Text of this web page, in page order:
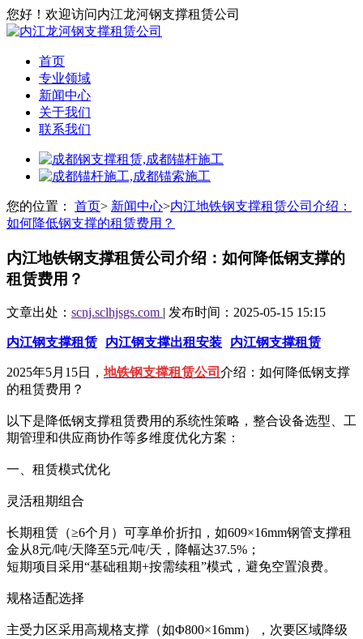
您好！欢迎访问内江龙河钢支撑租赁公司
首页
专业领域
新闻中心
关于我们
联系我们
您的位置： 首页> 新闻中心>内江地铁钢支撑租赁公司介绍：
如何降低钢支撑的租赁费用？
内江地铁钢支撑租赁公司介绍：如何降低钢支撑的
租赁费用？
文章出处： scnj.sclhjsgs.com | 发布时间：2025-05-15 15:15
内江钢支撑租赁 内江钢支撑出租安装 内江钢支撑租赁
2025年5月15日， 地铁钢支撑租赁公司 介绍：如何降低钢支撑
的租赁费用？
以下是降低钢支撑租赁费用的系统性策略，整合设备选型、工
期管理和供应商协作等多维度优化方案：
一、租赁模式优化
灵活租期组合‌
长期租赁（≥6个月）可享单价折扣，如609×16mm钢管支撑租
金从8元/吨/天降至5元/吨/天，降幅达37.5%；
短期项目采用“基础租期+按需续租”模式，避免空置浪费。
规格适配选择‌
主受力区采用高规格支撑（如Φ800×16mm），次要区域降级